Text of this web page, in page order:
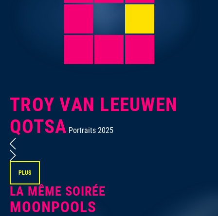
TROY VAN LEEUWEN
QOTSA Portraits 2025
PLUS
LA MÊME SOIRÉE
MOONPOOLS